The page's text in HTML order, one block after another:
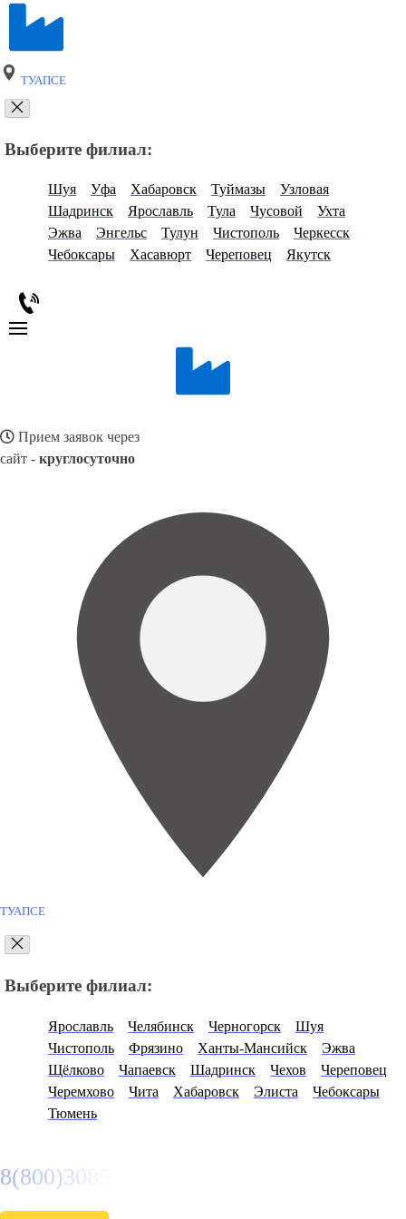
ТУАПСЕ
Выберите филиал:
Шуя Уфа Хабаровск Туймазы
Узловая
Шадринск
Ярославль Тула Чусовой
Ухта
Эжва
Энгельс Тулун Чистополь
Черкесск
Чебоксары
Хасавюрт Череповец Якутск
Прием заявок через
сайт - круглосуточно
ТУАПСЕ
Выберите филиал:
Ярославль Челябинск Черногорск
Шуя
Чистополь
Фрязино Ханты-Мансийск
Эжва
Щёлково
Чапаевск Шадринск Чехов
Череповец
Черемхово
Чита Хабаровск Элиста
Чебоксары
Тюмень
8(800)3085303